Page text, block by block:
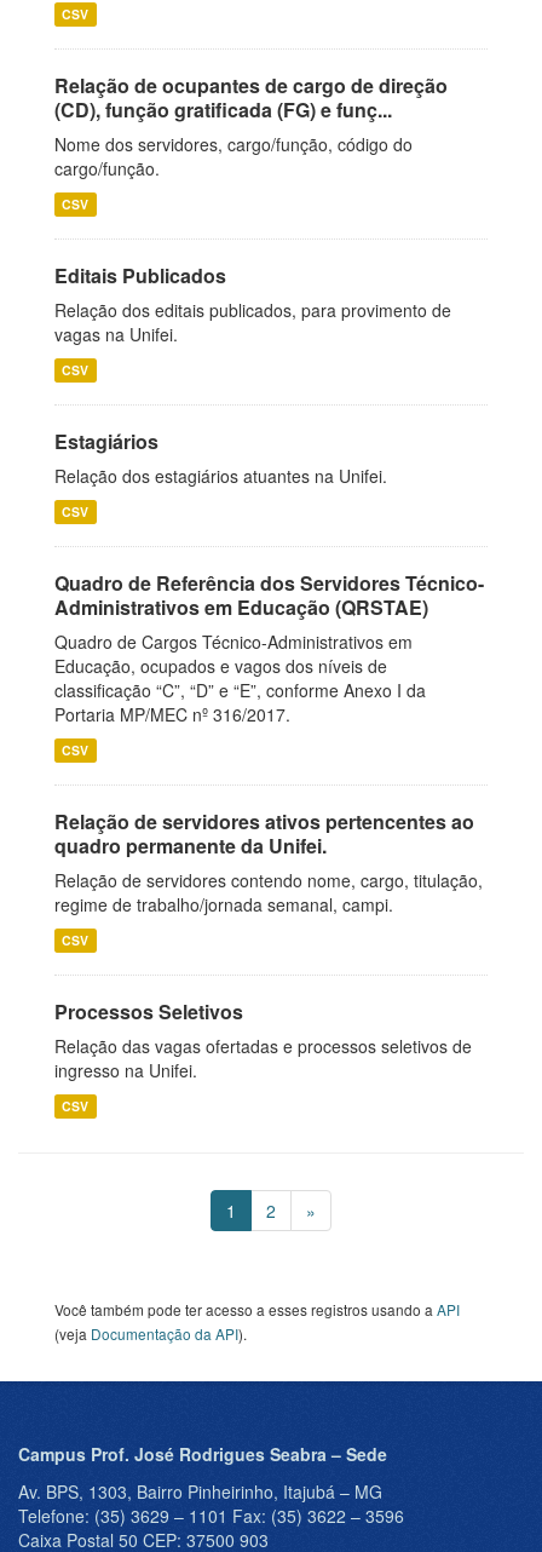
CSV
Relação de ocupantes de cargo de direção
(CD), função gratificada (FG) e funç...
Nome dos servidores, cargo/função, código do
cargo/função.
CSV
Editais Publicados
Relação dos editais publicados, para provimento de
vagas na Unifei.
CSV
Estagiários
Relação dos estagiários atuantes na Unifei.
CSV
Quadro de Referência dos Servidores Técnico-
Administrativos em Educação (QRSTAE)
Quadro de Cargos Técnico-Administrativos em
Educação, ocupados e vagos dos níveis de
classificação “C”, “D” e “E”, conforme Anexo I da
Portaria MP/MEC nº 316/2017.
CSV
Relação de servidores ativos pertencentes ao
quadro permanente da Unifei.
Relação de servidores contendo nome, cargo, titulação,
regime de trabalho/jornada semanal, campi.
CSV
Processos Seletivos
Relação das vagas ofertadas e processos seletivos de
ingresso na Unifei.
CSV
1 2 »
Você também pode ter acesso a esses registros usando a API
(veja Documentação da API).
Campus Prof. José Rodrigues Seabra – Sede
Av. BPS, 1303, Bairro Pinheirinho, Itajubá – MG
Telefone: (35) 3629 – 1101 Fax: (35) 3622 – 3596
Caixa Postal 50 CEP: 37500 903